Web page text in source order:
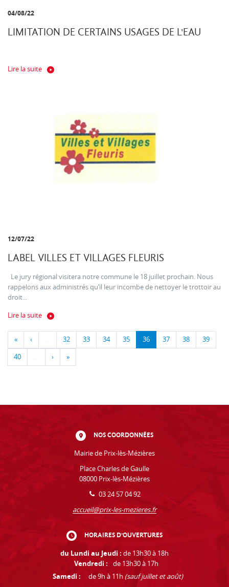
04/08/22
LIMITATION DE CERTAINS USAGES DE L'EAU
Lire la suite
12/07/22
LABEL VILLES ET VILLAGES FLEURIS
Le jury régional visitera notre commune le 18 juillet prochain. Nous
rappelons aux administrés qu’il leur incombe de nettoyer le trottoir au
droit...
Lire la suite
« ‹ … 32 33 34 35 36 37 38 39
40 … › »
NOS COORDONNÉES
Mairie de Prix-lès-Mézières
Place Charles de Gaulle
08000 Prix-lès-Mézières
03 24 57 04 92
accueil@prix-les-mezieres.fr
HORAIRES D'OUVERTURES
du Lundi au Jeudi : de 13h30 à 18h
Vendredi :
de 13h30 à 17h
Samedi :
de 9h à 11h (sauf juillet et août)